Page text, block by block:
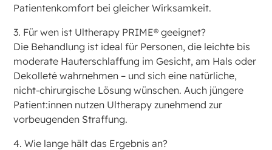
Patientenkomfort bei gleicher Wirksamkeit.
3. Für wen ist Ultherapy PRIME® geeignet?
Die Behandlung ist ideal für Personen, die leichte bis
moderate Hauterschlaffung im Gesicht, am Hals oder
Dekolleté wahrnehmen – und sich eine natürliche,
nicht-chirurgische Lösung wünschen. Auch jüngere
Patient:innen nutzen Ultherapy zunehmend zur
vorbeugenden Straffung.
4. Wie lange hält das Ergebnis an?